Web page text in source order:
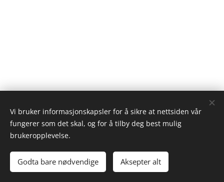
© 2023 Alle rettigheter forbeholdt
Webnode Informasjonskapsler
Vi bruker informasjonskapsler for å sikre at nettsiden vår
fungerer som det skal, og for å tilby deg best mulig
brukeropplevelse.
Godta bare nødvendige Aksepter alt